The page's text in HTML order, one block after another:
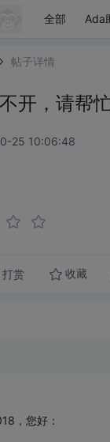
全部 Ada
帖子详情
开，请帮
25 10:06:48
打赏 收藏
，您好：